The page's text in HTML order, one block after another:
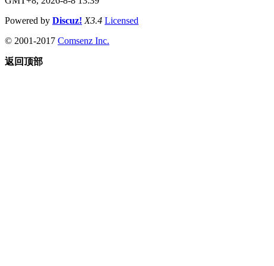
Powered by Discuz! X3.4 Licensed
© 2001-2017 Comsenz Inc.
返回顶部